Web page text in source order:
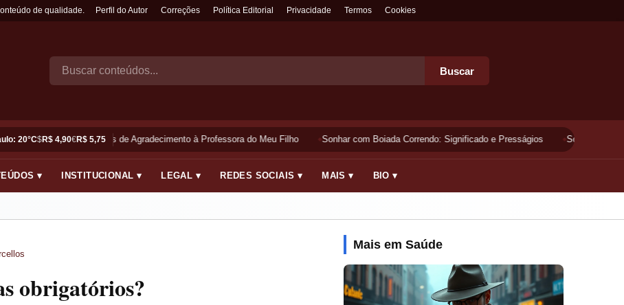
de qualidade. Perfil do Autor Correções Política Editorial Privacidade Termos Cookies
Buscar
20°C$R$ 4,90€R$ 5,75
Frases de Agradecimento à Professora do Meu Filho Sonhar com Boiada Correndo: Significado e Presságios Sonhar
▾ INSTITUCIONAL ▾ LEGAL ▾ REDES SOCIAIS ▾ MAIS ▾ BIO ▾
obrigatórios?
Mais em Saúde